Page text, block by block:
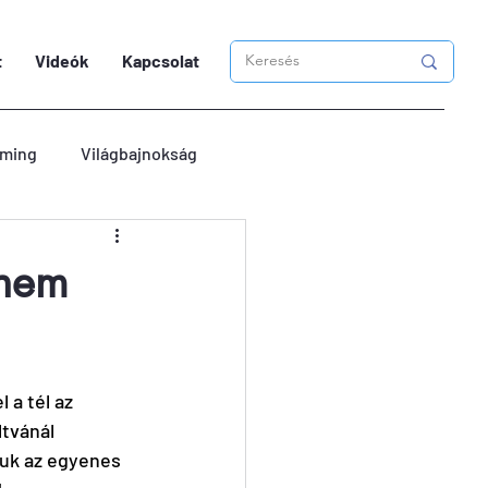
Videók Kapcsolat
Világbajnokság
a tél az
az egyenes